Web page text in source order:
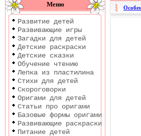
Развитие
детей
Меню
Развитие детей
Развивающие игры
Загадки для детей
Детские раскраски
Детские сказки
Обучение чтению
Лепка из пластилина
Стихи для детей
Скороговорки
Оригами для детей
Статьи про оригами
Базовые формы оригами
Развивающие раскраски
Питание детей